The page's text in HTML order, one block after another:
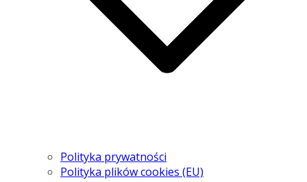
Polityka prywatności
Polityka plików cookies (EU)